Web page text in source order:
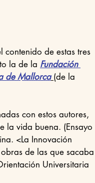
la de la Fundación
de Mallorca (de la
la vida buena. (Ensayo
<La Innovación
de las que
Universitaria